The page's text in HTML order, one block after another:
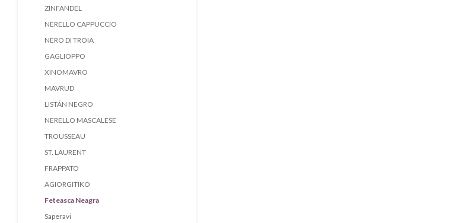
ZINFANDEL
NERELLO CAPPUCCIO
NERO DI TROIA
GAGLIOPPO
XINOMAVRO
MAVRUD
LISTÁN NEGRO
NERELLO MASCALESE
TROUSSEAU
ST. LAURENT
FRAPPATO
AGIORGITIKO
Feteasca Neagra
Saperavi